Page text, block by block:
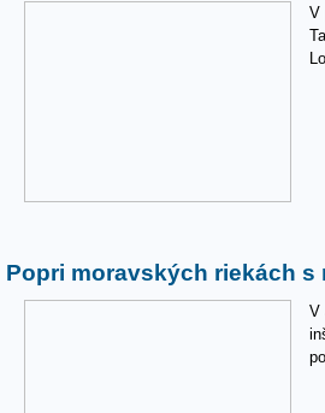
V
Popri moravských riekách s
V